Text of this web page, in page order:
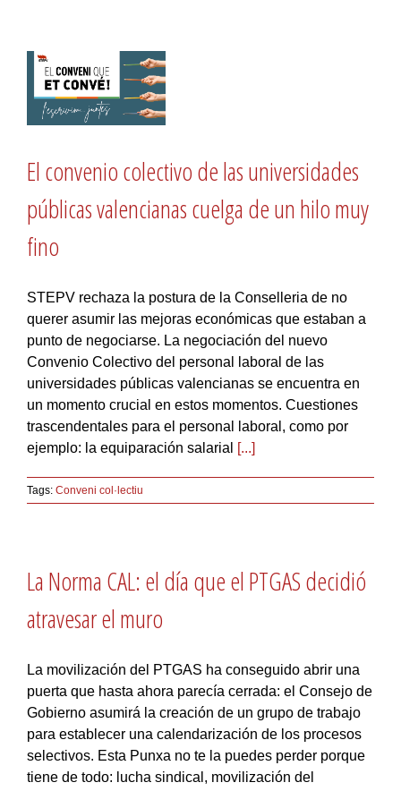
El convenio colectivo de las universidades
públicas valencianas cuelga de un hilo muy
fino
STEPV rechaza la postura de la Conselleria de no
querer asumir las mejoras económicas que estaban a
punto de negociarse. La negociación del nuevo
Convenio Colectivo del personal laboral de las
universidades públicas valencianas se encuentra en
un momento crucial en estos momentos. Cuestiones
trascendentales para el personal laboral, como por
ejemplo: la equiparación salarial [...]
Tags: Conveni col·lectiu
La Norma CAL: el día que el PTGAS decidió
atravesar el muro
La movilización del PTGAS ha conseguido abrir una
puerta que hasta ahora parecía cerrada: el Consejo de
Gobierno asumirá la creación de un grupo de trabajo
para establecer una calendarización de los procesos
selectivos. Esta Punxa no te la puedes perder porque
tiene de todo: lucha sindical, movilización del